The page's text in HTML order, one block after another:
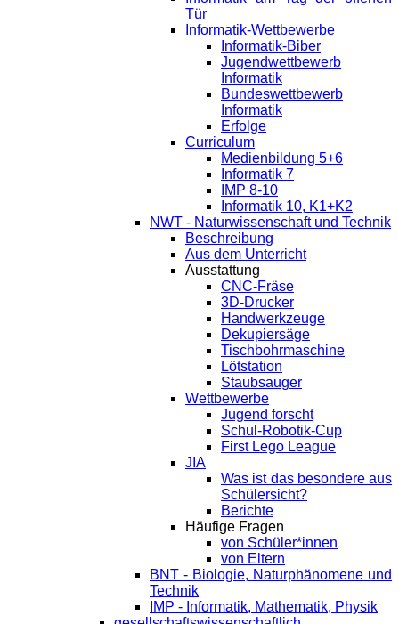
Tür
Informatik-Wettbewerbe
Informatik-Biber
Jugendwettbewerb
Informatik
Bundeswettbewerb
Informatik
Erfolge
Curriculum
Medienbildung 5+6
Informatik 7
IMP 8-10
Informatik 10, K1+K2
NWT - Naturwissenschaft und Technik
Beschreibung
Aus dem Unterricht
Ausstattung
CNC-Fräse
3D-Drucker
Handwerkzeuge
Dekupiersäge
Tischbohrmaschine
Lötstation
Staubsauger
Wettbewerbe
Jugend forscht
Schul-Robotik-Cup
First Lego League
JIA
Was ist das besondere aus
Schülersicht?
Berichte
Häufige Fragen
von Schüler*innen
von Eltern
BNT - Biologie, Naturphänomene und
Technik
IMP - Informatik, Mathematik, Physik